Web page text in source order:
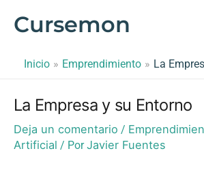
Cursemon
Inicio Emprendimiento La
La Empresa y su Entorno
Deja un comentario /
Artificial / PorJavier Fuentes